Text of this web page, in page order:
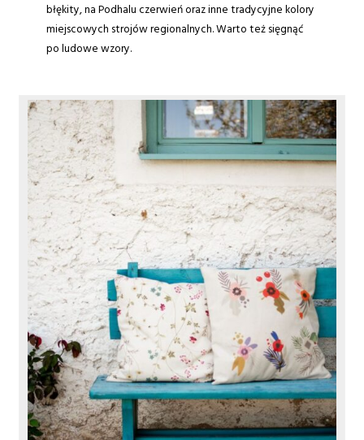
błękity, na Podhalu czerwień oraz inne tradycyjne kolory
miejscowych strojów regionalnych. Warto też sięgnąć
po ludowe wzory.